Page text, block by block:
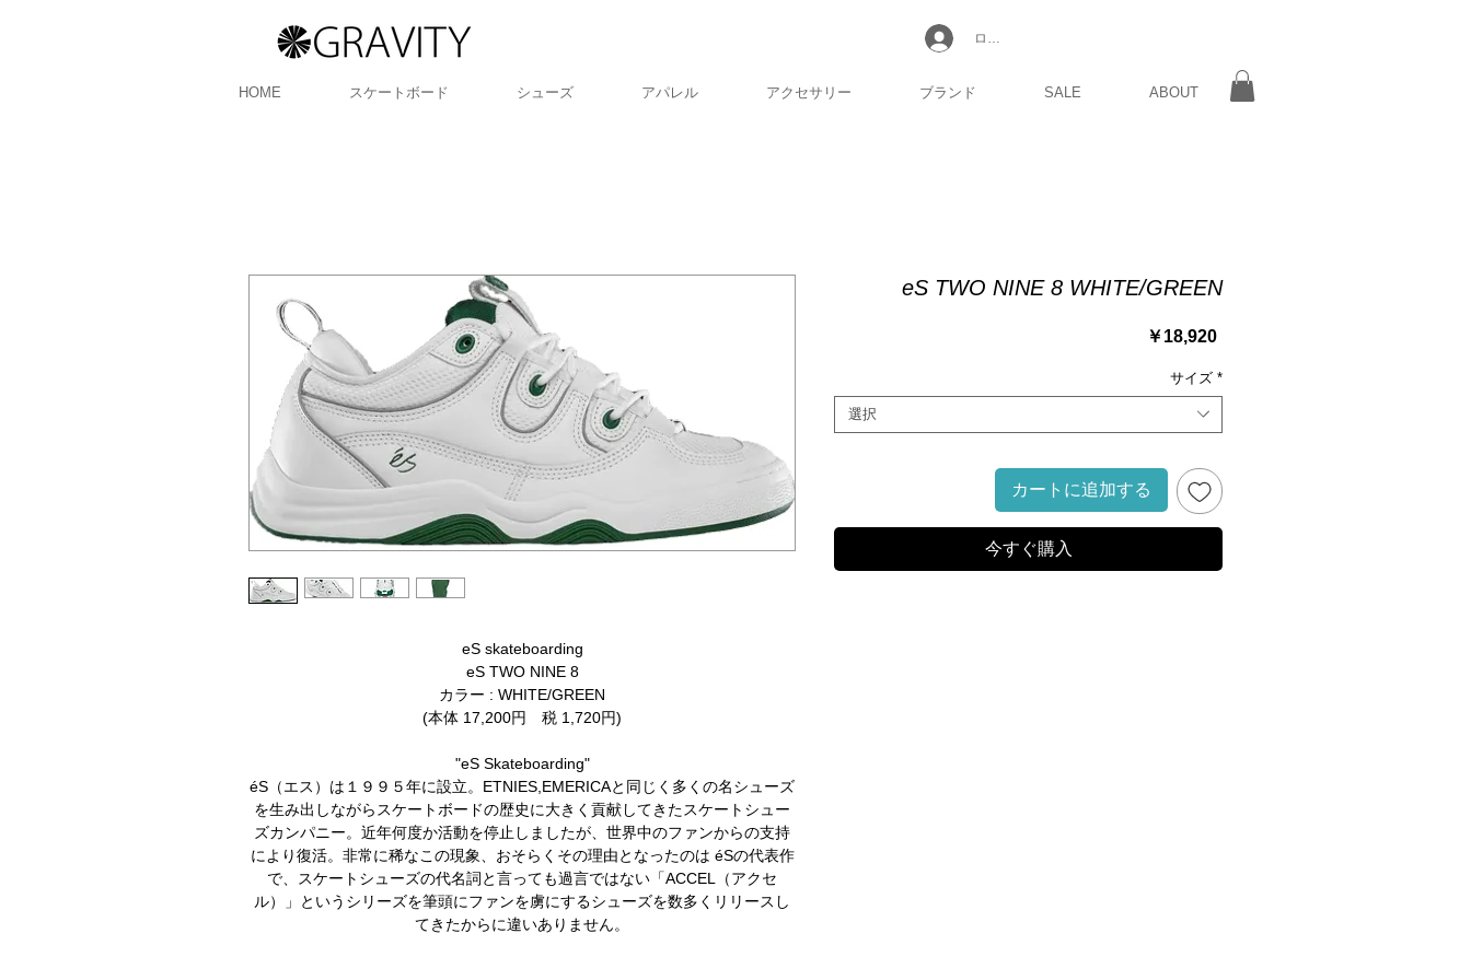
HOME スケートボード シューズ アパレル アクセサリー ブランド SALE ABOUT
ログイン
eS skateboarding
eS TWO NINE 8
カラー : WHITE/GREEN
(本体 17,200円 税 1,720円)
"eS Skateboarding"
éS（エス）は１９９５年に設立。ETNIES,EMERICAと同じく多くの名シューズ
を生み出しながらスケートボードの歴史に大きく貢献してきたスケートシュー
ズカンパニー。近年何度か活動を停止しましたが、世界中のファンからの支持
により復活。非常に稀なこの現象、おそらくその理由となったのは éSの代表作
で、スケートシューズの代名詞と言っても過言ではない「ACCEL（アクセ
ル）」というシリーズを筆頭にファンを虜にするシューズを数多くリリースし
てきたからに違いありません。
eS TWO NINE 8 WHITE/GREEN
￥18,920価
サイズ *
選択
カートに追加する
今すぐ購入